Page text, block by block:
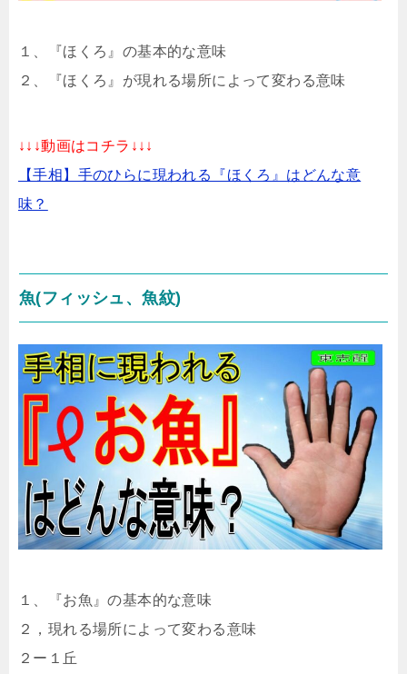
１、『ほくろ』の基本的な意味
２、『ほくろ』が現れる場所によって変わる意味
↓↓↓動画はコチラ↓↓↓
【手相】手のひらに現われる『ほくろ』はどんな意
味？
魚(フィッシュ、魚紋)
１、『お魚』の基本的な意味
２，現れる場所によって変わる意味
２ー１丘